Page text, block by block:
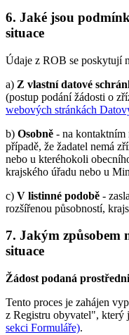
6. Jaké jsou
situace
Údaje z ROB se poskytují
a) Z vlastní datové
(postup podání žádosti o
webových stránkách
b) Osobně - na kontaktním
případě, že žadatel nemá
nebo u kteréhokoli
krajského úřadu nebo u
c) V listinné podobě -
rozšířenou působností,
7. Jakým způsobem
situace
Žádost podaná
Tento proces je zahájen
z Registru obyvatel", který
sekci Formuláře).